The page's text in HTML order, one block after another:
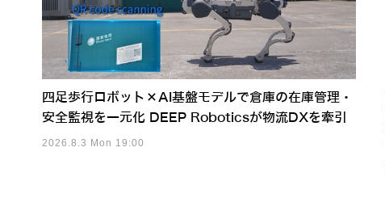
四足歩行ロボット×AI基盤モデルで倉庫の在庫管理・
安全監視を一元化 DEEP Roboticsが物流DXを牽引
2026.8.3 Mon 19:00